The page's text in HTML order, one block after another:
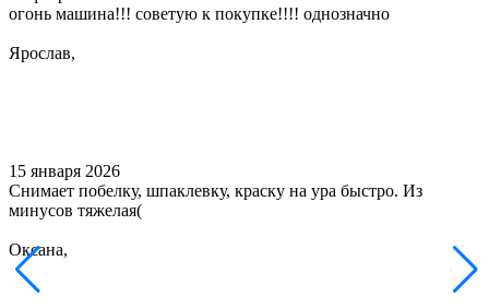
огонь машина!!! советую к покупке!!!! однозначно
Ярослав,
15 января 2026
Снимает побелку, шпаклевку, краску на ура быстро. Из
минусов тяжелая(
Оксана,